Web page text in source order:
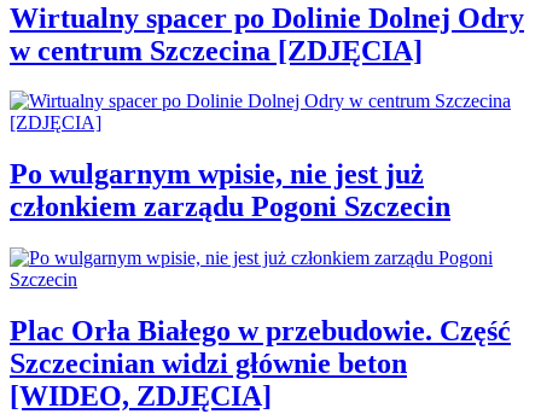
Wirtualny spacer po Dolinie Dolnej Odry
w centrum Szczecina [ZDJĘCIA]
Po wulgarnym wpisie, nie jest już
członkiem zarządu Pogoni Szczecin
Plac Orła Białego w przebudowie. Część
Szczecinian widzi głównie beton
[WIDEO, ZDJĘCIA]